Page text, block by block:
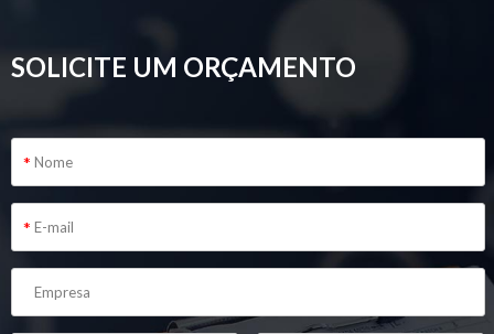
SOLICITE UM ORÇAMENTO